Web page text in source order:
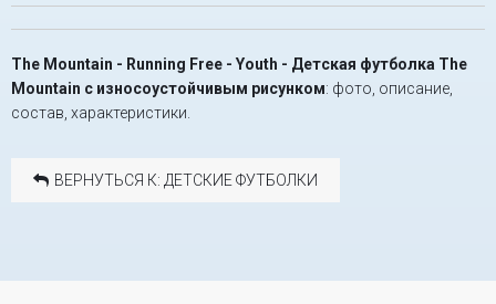
The Mountain - Running Free - Youth - Детская футболка The
Mountain с износоустойчивым рисунком: фото, описание,
состав, характеристики.
ВЕРНУТЬСЯ К: ДЕТСКИЕ ФУТБОЛКИ